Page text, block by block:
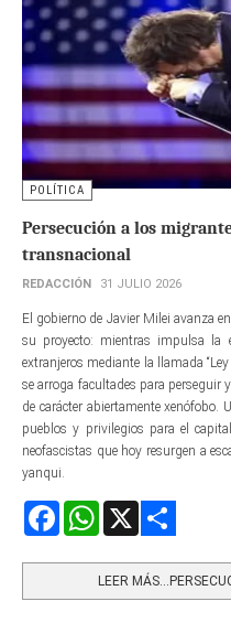
POLÍTICA
Persecución a los
transnacional
REDACCIÓN 31 JULIO 2026
El gobierno de Javier Milei avanza
su proyecto: mientras impulsa la
extranjeros mediante la llamada
se arroga facultades para perseguir
de carácter abiertamente xenófobo.
pueblos y privilegios para el
neofascistas que hoy resurgen a
yanqui.
FacebookWhatsApp
LEER